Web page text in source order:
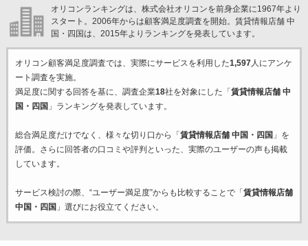
オリコンランキングは、株式会社オリコンを前身企業に1967年より
スタート。2006年からは顧客満足度調査を開始。賃貸情報店舗 中
国・四国は、2015年よりランキングを発表しています。
オリコン顧客満足度調査では、実際にサービスを利用した1,597人にアンケ
ート調査を実施。
満足度に関する回答を基に、調査企業18社を対象にした「 賃貸情報店舗 中
国・四国 」ランキングを発表しています。
総合満足度だけでなく、様々な切り口から「 賃貸情報店舗 中国・四国 」を
評価。さらに回答者の口コミや評判といった、実際のユーザーの声も掲載
しています。
サービス検討の際、“ユーザー満足度”からも比較することで「 賃貸情報店舗
中国・四国 」選びにお役立てください。